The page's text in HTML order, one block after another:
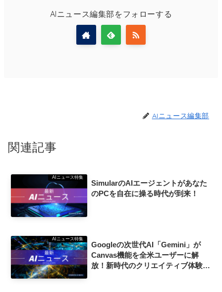
AIニュース編集部をフォローする
AIニュース編集部
関連記事
AIニュース特集
SimularのAIエージェントがあなた
のPCを自在に操る時代が到来！
AIニュース特集
Googleの次世代AI「Gemini」が
Canvas機能を全米ユーザーに解
放！新時代のクリエイティブ体験が